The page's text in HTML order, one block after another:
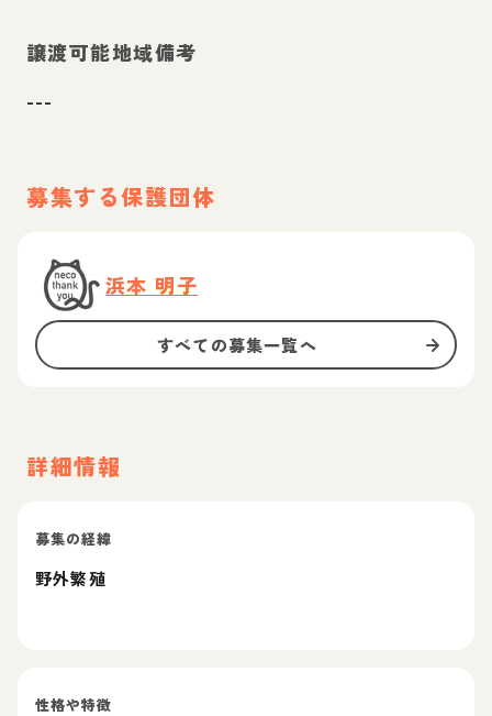
譲渡可能地域備考
---
募集する保護団体
浜本 明子
すべての募集一覧へ
詳細情報
募集の経緯
野外繁殖
性格や特徴